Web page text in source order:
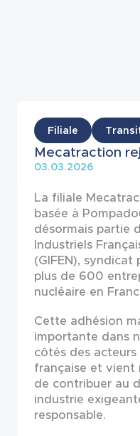
Filiale
Mecatraction
03.03.2026
La filiale
basée à
désormais partie
Industriels
(GIFEN),
plus de 600
nucléaire en
Cette adhésion
importante dans
côtés des
française et
de contribuer au
industrie
responsable.